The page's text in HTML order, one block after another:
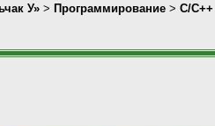
У» > Программирование > C/C++